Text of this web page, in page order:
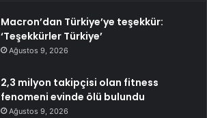
Macron’dan Türkiye’ye teşekkür:
‘Teşekkürler Türkiye’
Ağustos 9, 2026
2,3 milyon takipçisi olan fitness
fenomeni evinde ölü bulundu
Ağustos 9, 2026